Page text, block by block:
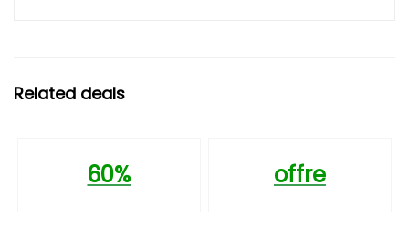
Related deals
60% offre